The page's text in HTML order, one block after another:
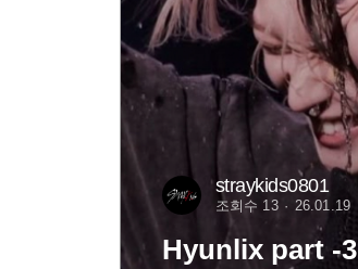
straykids0801
조회수 13 26.01.19
Hyunlix part -3